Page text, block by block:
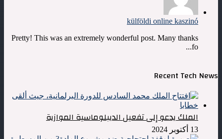
külföldi online kaszinó
Pretty! This was an extremely wonderful post. Many thanks
fo...
Recent Tech News
الملك يدعو إلى تفعيل الديبلوماسية الموازية
13 أكتوبر 2024